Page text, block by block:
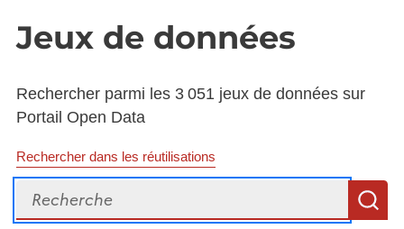
Jeux de données
Rechercher parmi les 3 051 jeux de données sur
Portail Open Data
Rechercher dans les réutilisations
Recherche